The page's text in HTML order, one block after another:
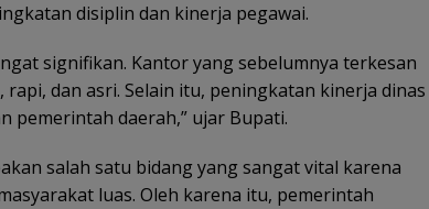
disiplin dan kinerja pegawai.
signifikan. Kantor yang sebelumnya terkesan
dan asri. Selain itu, peningkatan kinerja dinas
pemerintah daerah,” ujar Bupati.
salah satu bidang yang sangat vital karena
luas. Oleh karena itu, pemerintah